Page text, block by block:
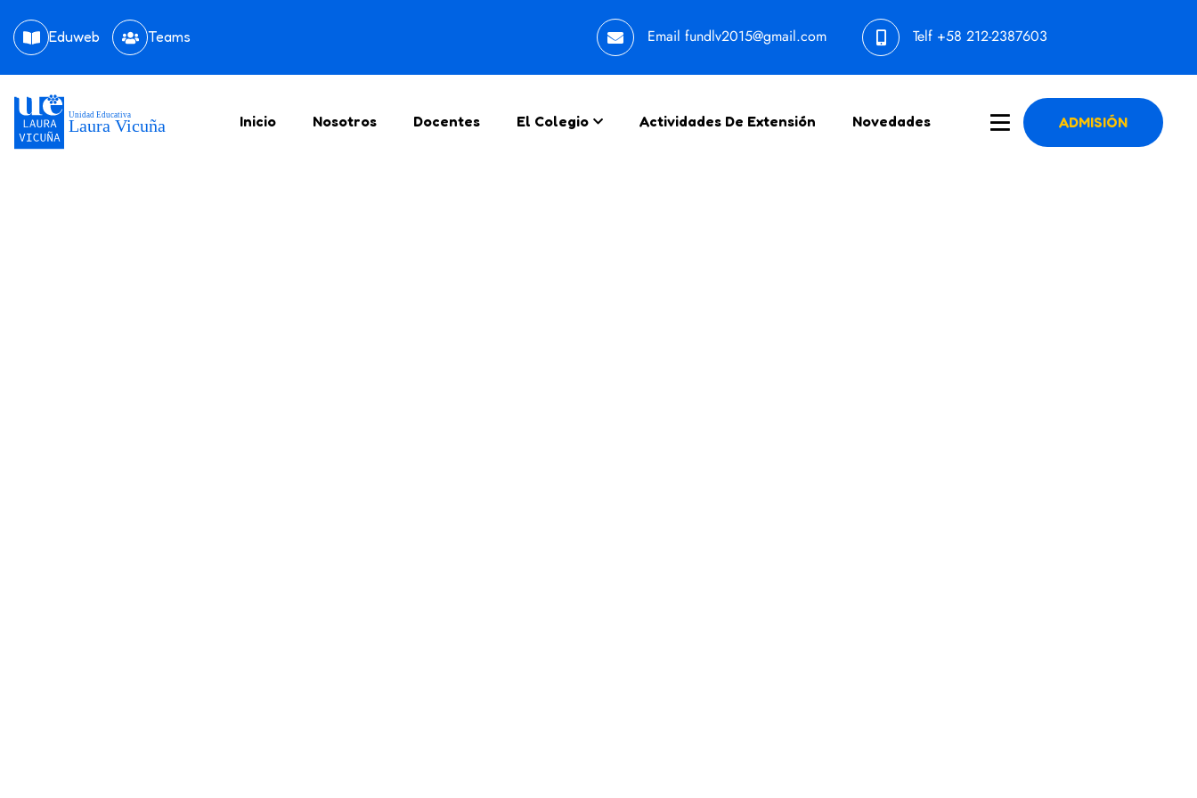
Eduweb Teams Email fundlv2015@gmail.com Telf +58 212-2387603
Inicio Nosotros Docentes El Colegio Actividades De Extensión Novedades ADMISIÓN